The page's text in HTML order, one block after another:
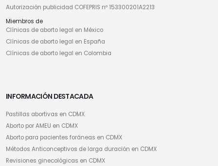
Autorización publicidad COFEPRIS nº 153300201A2213
Miembros de
Clínicas de aborto legal en México
Clínicas de aborto legal en España
Clínicas de aborto legal en Colombia
INFORMACIÓN DESTACADA
Pastillas abortivas en CDMX
Aborto por AMEU en CDMX
Aborto para pacientes foráneas en CDMX
Métodos Anticonceptivos de larga duración en CDMX
Revisiones ginecológicas en CDMX